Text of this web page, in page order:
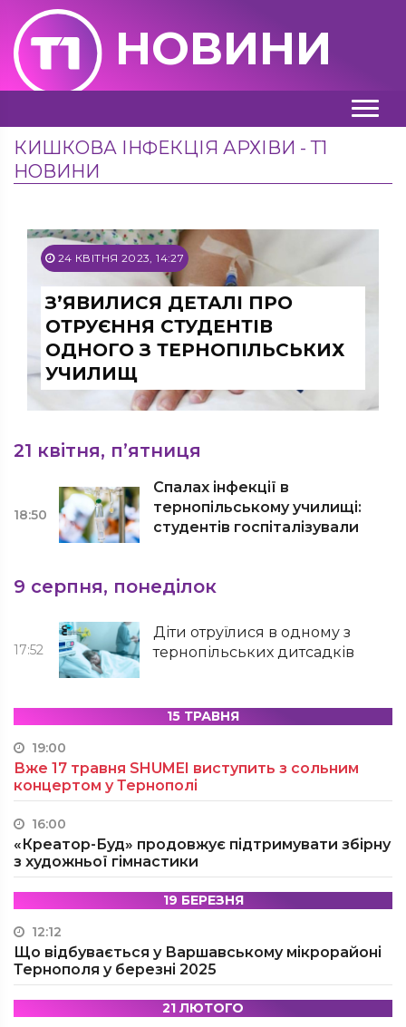
НОВИНИ
КИШКОВА ІНФЕКЦІЯ АРХІВИ - Т1
НОВИНИ
24 КВІТНЯ 2023, 14:27
З’ЯВИЛИСЯ ДЕТАЛІ ПРО
ОТРУЄННЯ СТУДЕНТІВ
ОДНОГО З ТЕРНОПІЛЬСЬКИХ
УЧИЛИЩ
21 квітня, п’ятниця
18:50
Спалах інфекції в
тернопільському училищі:
студентів госпіталізували
9 серпня, понеділок
17:52
Діти отруїлися в одному з
тернопільських дитсадків
15 ТРАВНЯ
19:00
Вже 17 травня SHUMEI виступить з сольним
концертом у Тернополі
16:00
«Креатор-Буд» продовжує підтримувати збірну
з художньої гімнастики
19 БЕРЕЗНЯ
12:12
Що відбувається у Варшавському мікрорайоні
Тернополя у березні 2025
21 ЛЮТОГО